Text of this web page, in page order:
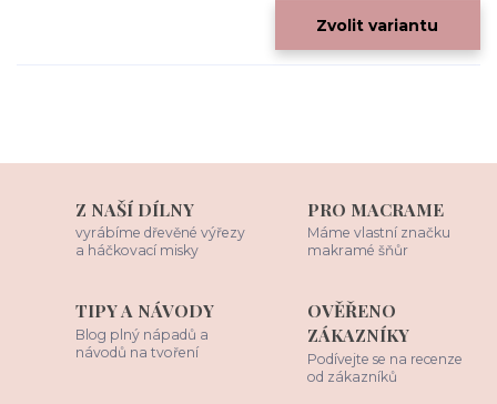
Zvolit variantu
Z NAŠÍ DÍLNY
vyrábíme dřevěné výřezy
a háčkovací misky
PRO MACRAME
Máme vlastní značku
makramé šňůr
TIPY A NÁVODY
Blog plný nápadů a
návodů na tvoření
OVĚŘENO
ZÁKAZNÍKY
Podívejte se na recenze
od zákazníků